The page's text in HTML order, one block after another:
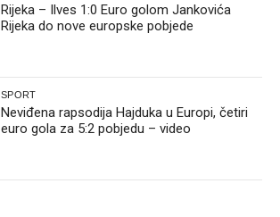
Rijeka – Ilves 1:0 Euro golom Jankovića
Rijeka do nove europske pobjede
SPORT
Neviđena rapsodija Hajduka u Europi, četiri
euro gola za 5:2 pobjedu – video